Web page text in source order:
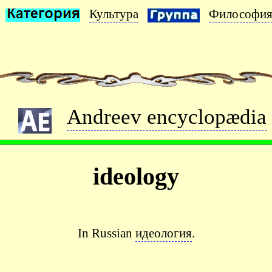
Культура Философия
Andreev encyclopædia
ideology
In Russian идеология.